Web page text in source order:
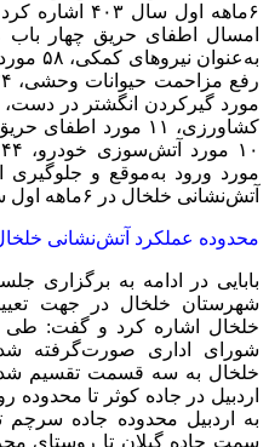
۶ماهه اول
امسال اطفای حریق چهار
کشاورزی، ۱۱ مورد
مورد ورود به‌موقع و جلوگیری
آتش‌نشانی خلخال در ۶ماهه اول سال بوده است.
محدوده عملکرد آتش‌نشانی
بابایی در ادامه به برگزاری
شهرستان خلخال در جهت
خلخال اشاره کرد و گفت: طی
شورای اداری صورت‌گرفته
خلخال به سه قسمت تقسیم
اردبیل در جاده کوثر تا
به اردبیل محدوده جاده سرچم
سمت جاده گیلان تا روستای